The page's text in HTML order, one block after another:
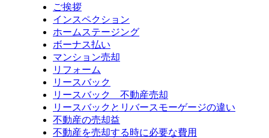
ご挨拶
インスペクション
ホームステージング
ボーナス払い
マンション売却
リフォーム
リースバック
リースバック 不動産売却
リースバックとリバースモーゲージの違い
不動産の売却益
不動産を売却する時に必要な費用